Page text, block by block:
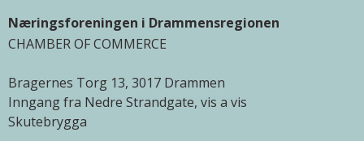
Næringsforeningen i Drammensregionen
CHAMBER OF COMMERCE
Bragernes Torg 13, 3017 Drammen
Inngang fra Nedre Strandgate, vis a vis
Skutebrygga